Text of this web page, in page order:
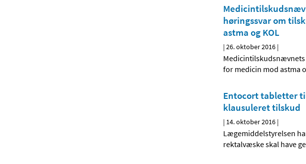
høringssvar om
astma og KOL
|26. oktober 2016 |
for medicin mod astma
Entocort tabletter
klausuleret tilskud
| 14. oktober 2016 |
Lægemiddelstyrelsen
rektalvæske skal have